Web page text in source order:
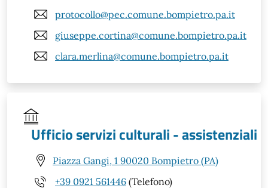
protocollo@pec.comune.bompietro.pa.it
giuseppe.cortina@comune.bompietro.pa.it
clara.merlina@comune.bompietro.pa.it
Ufficio servizi culturali - assistenziali
Piazza Gangi, 1 90020 Bompietro (PA)
+39 0921 561446 (Telefono)